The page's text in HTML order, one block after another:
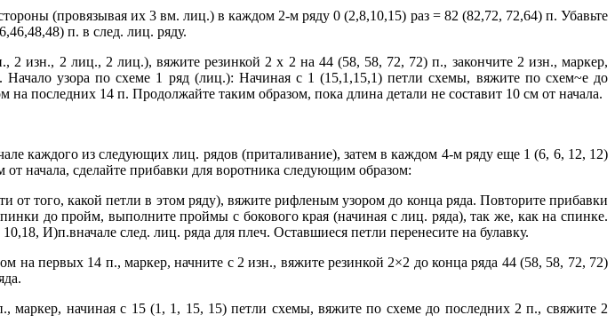
(провязывая их 3 вм. лиц.) в каждом 2-м ряду 0 (2,8,10,15) раз = 82 (82,72, 72,64) п. Убавьте
п. в след. лиц. ряду.
изн., 2 лиц., 2 лиц.), вяжите резинкой 2 х 2 на 44 (58, 58, 72, 72) п., закончите 2 изн., маркер,
узора по схеме 1 ряд (лиц.): Начиная с 1 (15,1,15,1) петли схемы, вяжите по схем~е до
последних 14 п. Продолжайте таким образом, пока длина детали не составит 10 см от начала.
каждого из следующих лиц. рядов (приталивание), затем в каждом 4-м ряду еще 1 (6, 6, 12, 12)
начала, сделайте прибавки для воротника следующим образом:
того, какой петли в этом ряду), вяжите рифленым узором до конца ряда. Повторите прибавки
до пройм, выполните проймы с бокового края (начиная с лиц. ряда), так же, как на спинке.
И)п.вначале след. лиц. ряда для плеч. Оставшиеся петли перенесите на булавку.
первых 14 п., маркер, начните с 2 изн., вяжите резинкой 2×2 до конца ряда 44 (58, 58, 72, 72)
маркер, начиная с 15 (1, 1, 15, 15) петли схемы, вяжите по схеме до последних 2 п., свяжите 2